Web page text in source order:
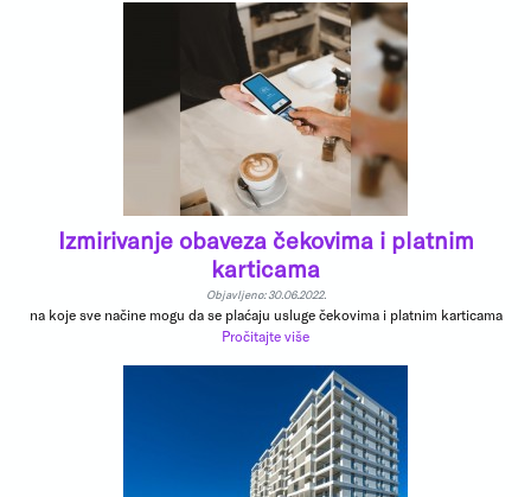
Izmirivanje obaveza čekovima i platnim
karticama
Objavljeno: 30.06.2022.
na koje sve načine mogu da se plaćaju usluge čekovima i platnim karticama
Pročitajte više